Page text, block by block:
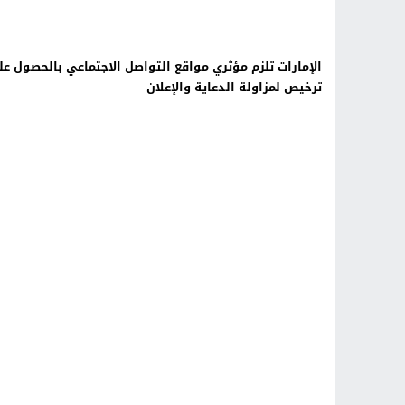
الإمارات تلزم مؤثري مواقع التواصل الاجتماعي بالحصول
ترخيص لمزاولة الدعاية والإعلان